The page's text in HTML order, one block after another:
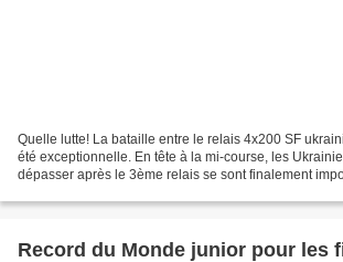
Quelle lutte! La bataille entre le relais 4x200 SF
été exceptionnelle. En tête à la mi-course, les
dépasser après le 3ème relais se sont finalement
Record du Monde junior pour les